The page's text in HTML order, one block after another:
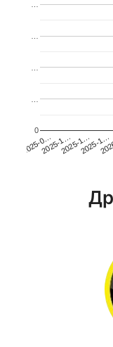
2025-0…2025-1…2025-1…2025-1…
0
…